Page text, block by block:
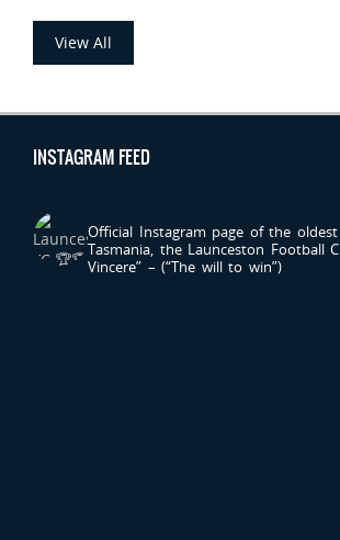
View All
INSTAGRAM FEED
Official Instagram page of the
Tasmania, the Launceston Football
Vincere” – (“The will to win”)